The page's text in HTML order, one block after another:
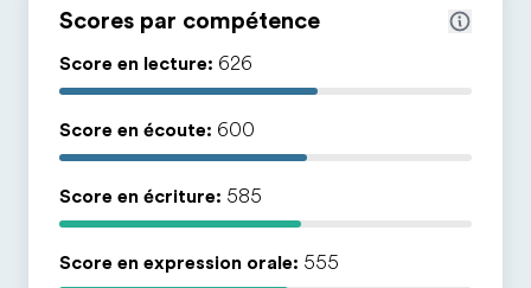
Scores par compétence
Score en lecture: 626
Score en écoute: 600
Score en écriture: 585
Score en expression orale: 555